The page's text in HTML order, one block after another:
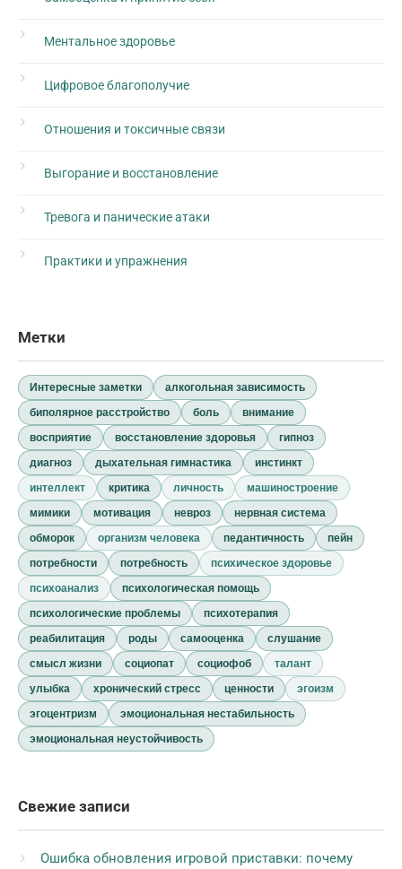
Ментальное здоровье
Цифровое благополучие
Отношения и токсичные связи
Выгорание и восстановление
Тревога и панические атаки
Практики и упражнения
Метки
Интересные заметки
алкогольная зависимость
биполярное расстройство
боль
внимание
восприятие
восстановление здоровья
гипноз
диагноз
дыхательная гимнастика
инстинкт
интеллект
критика личность
машиностроение
мимики
мотивация невроз
нервная система
обморок
организм человека педантичность
пейн
потребности
потребность
психическое здоровье
психоанализ
психологическая помощь
психологические проблемы
психотерапия
реабилитация
роды самооценка
слушание
смысл жизни
социопат социофоб
талант
улыбка
хронический стресс ценности
эгоизм
эгоцентризм
эмоциональная нестабильность
эмоциональная неустойчивость
Свежие записи
Ошибка обновления игровой приставки: почему